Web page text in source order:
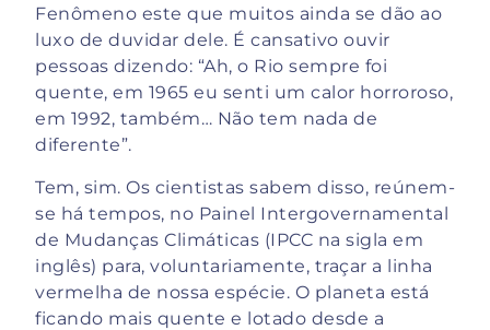
Fenômeno este que muitos ainda se dão ao
luxo de duvidar dele. É cansativo ouvir
pessoas dizendo: “Ah, o Rio sempre foi
quente, em 1965 eu senti um calor horroroso,
em 1992, também… Não tem nada de
diferente”.
Tem, sim. Os cientistas sabem disso, reúnem-
se há tempos, no Painel Intergovernamental
de Mudanças Climáticas (IPCC na sigla em
inglês) para, voluntariamente, traçar a linha
vermelha de nossa espécie. O planeta está
ficando mais quente e lotado desde a